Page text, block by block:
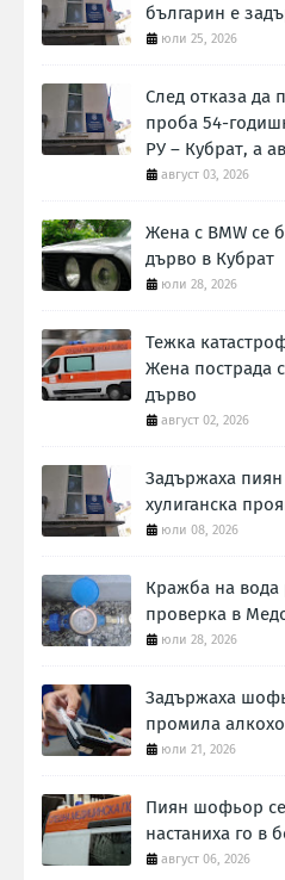
българин е
юли 25, 2026
След отказа да
проба 54-
РУ – Кубрат, а
август 03, 2026
Жена с BMW се
дърво в Кубрат
юли 28, 2026
Тежка
Жена пострада
дърво
август 02, 2026
Задържаха
хулиганска
юли 08, 2026
Кражба на вода
проверка в
юли 28, 2026
Задържаха
промила
юли 21, 2026
Пиян шофьор
настаниха го в
август 06, 2026